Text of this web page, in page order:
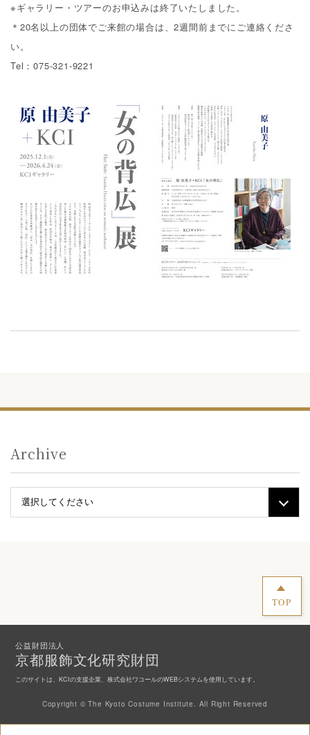
※ギャラリー・ツアーのお申込みは終了いたしました。
＊ 20名以上の団体でご来館の場合は、2週間前までにご連絡くださ
い。
Tel ：075-321-9221
Archive
TOP
公益財団法人
京都服飾文化研究財団
このサイトは、KCIの支援企業、株式会社ワコールのWEBシステムを使用しています。
Copyright © The Kyoto Costume Institute. All Right Reserved